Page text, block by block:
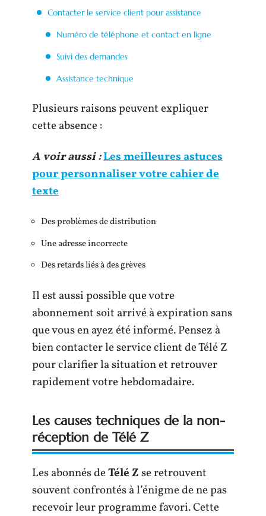
Contacter le service client pour assistance
Numéro de téléphone et contact en ligne
Suivi des demandes
Assistance technique
Plusieurs raisons peuvent expliquer
cette absence :
A voir aussi :Les meilleures astuces
pour personnaliser votre cahier de
texte
Des problèmes de distribution
Une adresse incorrecte
Des retards liés à des grèves
Il est aussi possible que votre
abonnement soit arrivé à expiration sans
que vous en ayez été informé. Pensez à
bien contacter le service client de Télé Z
pour clarifier la situation et retrouver
rapidement votre hebdomadaire.
Les causes techniques de la non-
réception de Télé Z
Les abonnés deTélé Zse retrouvent
souvent confrontés à l’énigme de ne pas
recevoir leur programme favori. Cette